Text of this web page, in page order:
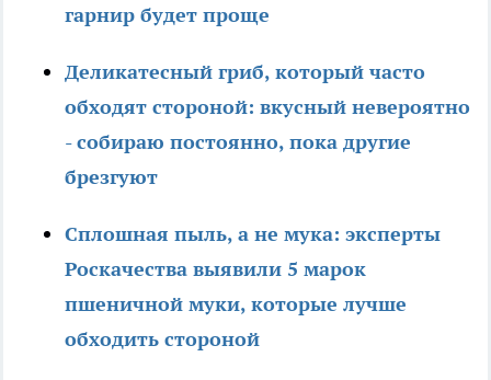
гарнир будет проще
Деликатесный гриб, который часто
обходят стороной: вкусный невероятно
- собираю постоянно, пока другие
брезгуют
Сплошная пыль, а не мука: эксперты
Роскачества выявили 5 марок
пшеничной муки, которые лучше
обходить стороной